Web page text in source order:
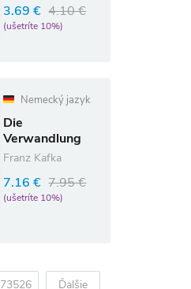
3.69 € 4.10 €
(ušetríte 10%)
Nemecký jazyk
Die
Verwandlung
Franz Kafka
7.16 € 7.95 €
(ušetríte 10%)
73526 Ďalšie